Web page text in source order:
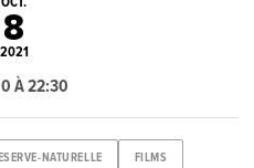
8
2021
À 22:30
NATURELLE FILMS